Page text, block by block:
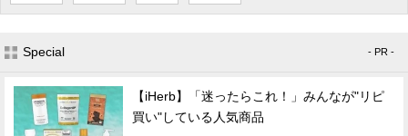
Special - PR -
【iHerb】「迷ったらこれ！」みんなが"リピ
買い"している人気商品